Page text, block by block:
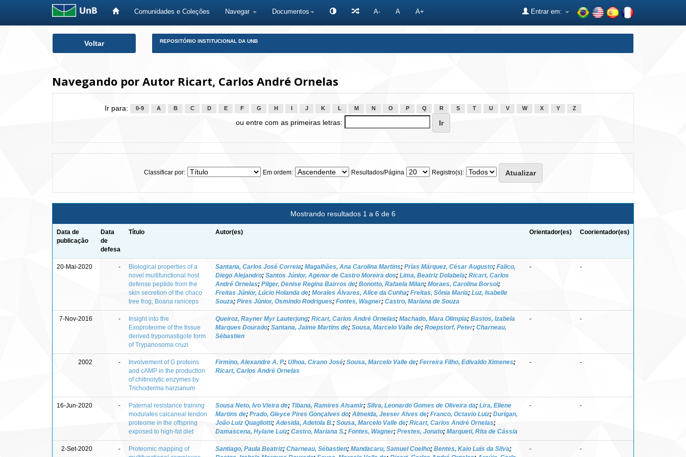
Comunidades e Coleções Navegar Documentos A- A A+ Entrar em:
Voltar REPOSITÓRIO INSTITUCIONAL DA UNB
Navegando por Autor Ricart, Carlos André Ornelas
Ir para: 0-9 A B C D E F G H J K L M N O P Q R S T U V W X Y Z
ou entre com as primeiras letras:
Classificar por: Em ordem: Resultados/Página Registro(s):
Mostrando resultados 1 a 6 de 6
Data de
publicação
Data
de
defesa
Título Autor(es) Orientador(es) Coorientador(es)
20-Mai-2020 -
Biological properties of a
novel multifunctional host
defense peptide from the
skin secretion of the chaco
tree frog, Boana raniceps
Santana, Carlos José Correia; Magalhães, Ana Carolina Martins; Prías Márquez, César Augusto; Falico,
Diego Alejandro; Santos Júnior, Agenor de Castro Moreira dos; Lima, Beatriz Dolabela; Ricart, Carlos
André Ornelas; Pilger, Denise Regina Bairros de; Bonotto, Rafaela Milan; Moraes, Carolina Borsoi;
Freitas Júnior, Lúcio Holanda de; Morales Álvares, Alice da Cunha; Freitas, Sônia Maria; Luz, Isabelle
Souza; Pires Júnior, Osmindo Rodrigues; Fontes, Wagner; Castro, Mariana de Souza
- -
7-Nov-2016 -
Insight into the
Exoproteome of the tissue
derived trypomastigote form
of Trypanosoma cruzi
Queiroz, Rayner Myr Lauterjung; Ricart, Carlos André Ornelas; Machado, Mara Olimpia; Bastos, Izabela
Marques Dourado; Santana, Jaime Martins de; Sousa, Marcelo Valle de; Roepstorf, Peter; Charneau,
Sébastien
- -
2002 -
Involvement of G proteins
and cAMP in the production
of chitinolytic enzymes by
Trichoderma harzianum
Firmino, Alexandre A. P.; Ulhoa, Cirano José; Sousa, Marcelo Valle de; Ferreira Filho, Edivaldo Ximenes;
Ricart, Carlos André Ornelas
- -
16-Jun-2020 -
Paternal resistance training
modulates calcaneal tendon
proteome in the offspring
exposed to high-fat diet
Sousa Neto, Ivo Vieira de; Tibana, Ramires Alsamir; Silva, Leonardo Gomes de Oliveira da; Lira, Eliene
Martins de; Prado, Gleyce Pires Gonçalves do; Almeida, Jeeser Alves de; Franco, Octavio Luiz; Durigan,
João Luiz Quagliotti; Adesida, Adetola B.; Sousa, Marcelo Valle de; Ricart, Carlos André Ornelas;
Damascena, Hylane Luiz; Castro, Mariana S.; Fontes, Wagner; Prestes, Jonato; Marqueti, Rita de Cássia
- -
2-Set-2020 -
Proteomic mapping of
Santiago, Paula Beatriz; Charneau, Sébastien; Mandacaru, Samuel Coelho; Bentes, Kaio Luís da Silva;
- -